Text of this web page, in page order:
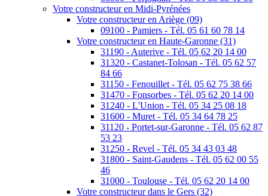
Votre constructeur en Midi-Pyrénées
Votre constructeur en Ariège (09)
09100 - Pamiers - Tél. 05 61 60 78 14
Votre constructeur en Haute-Garonne (31)
31190 - Auterive - Tél. 05 62 20 14 00
31320 - Castanet-Tolosan - Tél. 05 62 57
84 66
31150 - Fenouillet - Tél. 05 62 75 38 66
31470 - Fonsorbes - Tél. 05 62 20 14 00
31240 - L'Union - Tél. 05 34 25 08 18
31600 - Muret - Tél. 05 34 64 78 25
31120 - Portet-sur-Garonne - Tél. 05 62 87
53 23
31250 - Revel - Tél. 05 34 43 03 48
31800 - Saint-Gaudens - Tél. 05 62 00 55
46
31000 - Toulouse - Tél. 05 62 20 14 00
Votre constructeur dans le Gers (32)